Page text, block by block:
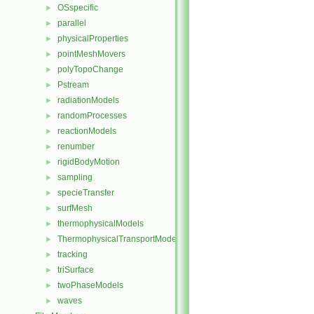
► OSspecific
► parallel
► physicalProperties
► pointMeshMovers
► polyTopoChange
► Pstream
► radiationModels
► randomProcesses
► reactionModels
► renumber
► rigidBodyMotion
► sampling
► specieTransfer
► surfMesh
► thermophysicalModels
► ThermophysicalTransportModels
► tracking
► triSurface
► twoPhaseModels
► waves